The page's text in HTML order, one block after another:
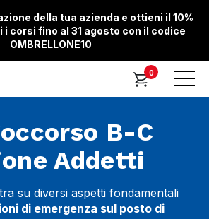
della tua azienda e ottieni il 10%
corsi fino al 31 agosto con il codice
OMBRELLONE10
0
B-C
Addetti
su diversi aspetti fondamentali
di emergenza sul posto di